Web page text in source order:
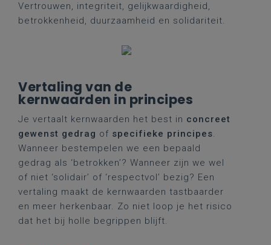
Vertrouwen, integriteit, gelijkwaardigheid,
betrokkenheid, duurzaamheid en solidariteit.
Vertaling van de
kernwaarden in principes
Je vertaalt kernwaarden het best in concreet
gewenst gedrag of specifieke principes.
Wanneer bestempelen we een bepaald
gedrag als ‘betrokken’? Wanneer zijn we wel
of niet ‘solidair’ of ‘respectvol’ bezig? Een
vertaling maakt de kernwaarden tastbaarder
en meer herkenbaar. Zo niet loop je het risico
dat het bij holle begrippen blijft.